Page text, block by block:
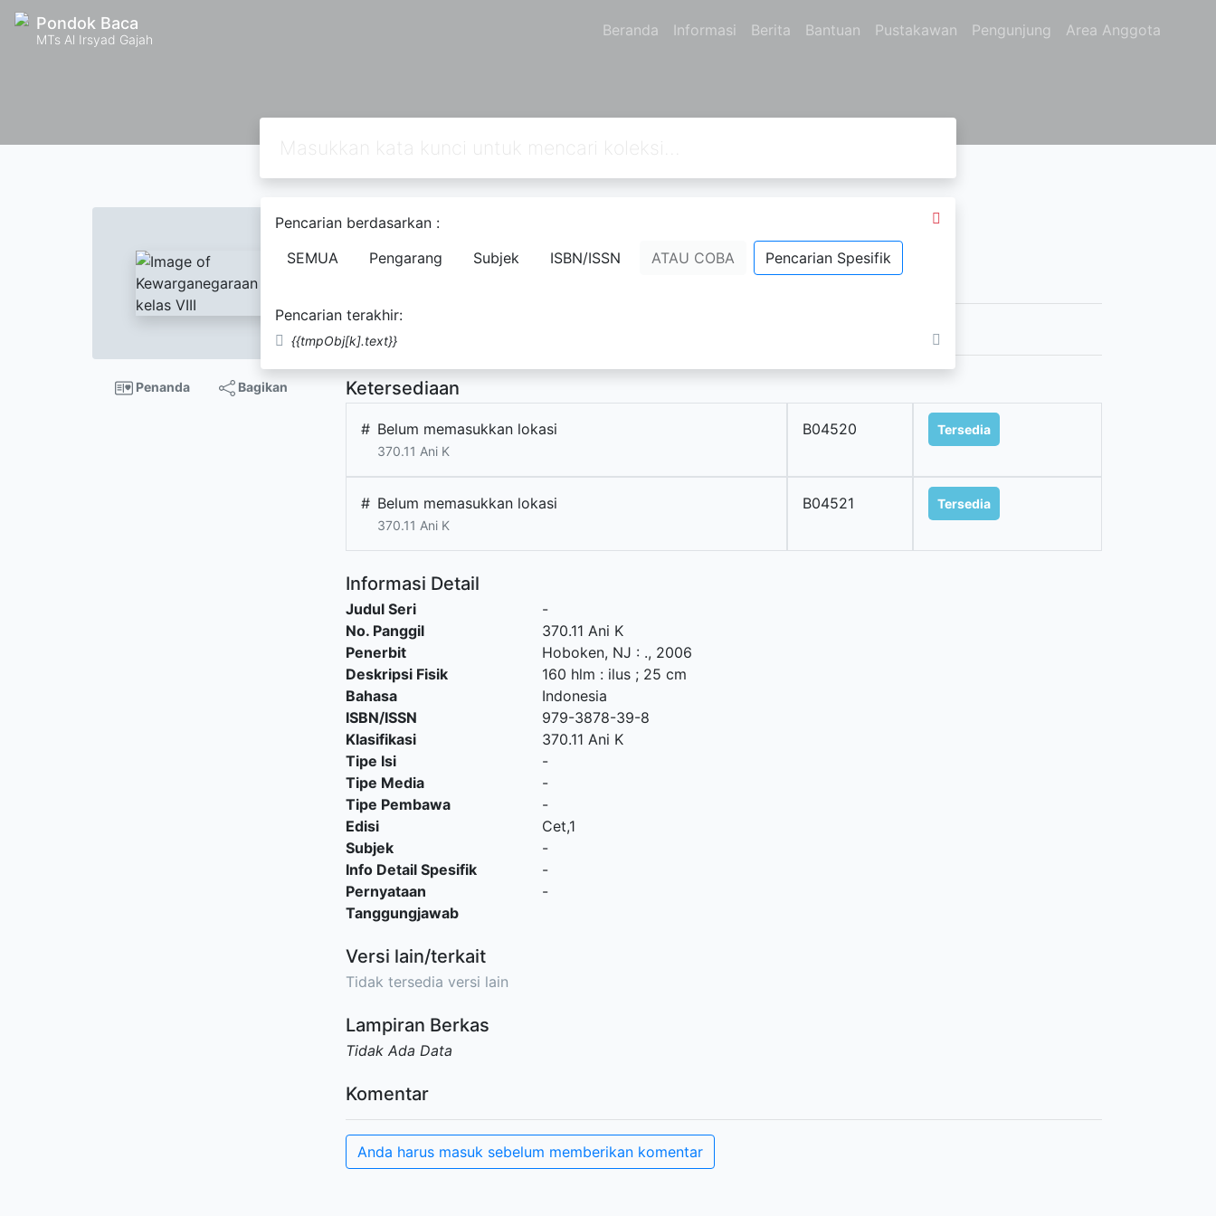
Pondok Baca
MTs Al Irsyad Gajah Beranda Informasi Berita Bantuan Pustakawan Pengunjung Area Anggota
Pencarian berdasarkan :
SEMUA
Pengarang Subjek ISBN/ISSN ATAU COBA Pencarian Spesifik
Pencarian terakhir:
{{tmpObj[k].text}}
Penanda Bagikan
Kewarganegaraan kelas VIII
Ketersediaan
# Belum memasukkan lokasi
370.11 Ani K
B04520 Tersedia
# Belum memasukkan lokasi
370.11 Ani K
B04521 Tersedia
Informasi Detail
Judul Seri
-
No. Panggil
370.11 Ani K
Penerbit
Hoboken, NJ : ., 2006
Deskripsi Fisik
160 hlm : ilus ; 25 cm
Bahasa
Indonesia
ISBN/ISSN
979-3878-39-8
Klasifikasi
370.11 Ani K
Tipe Isi
-
Tipe Media
-
Tipe Pembawa
-
Edisi
Cet,1
Subjek
-
Info Detail Spesifik
-
Pernyataan
Tanggungjawab
-
Versi lain/terkait
Tidak tersedia versi lain
Lampiran Berkas
Tidak Ada Data
Komentar
Anda harus masuk sebelum memberikan komentar